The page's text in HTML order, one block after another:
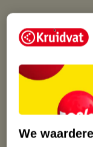
Gratis ophalen in
Op werkdagen
Gratis
Gratis
Gratis punten
We